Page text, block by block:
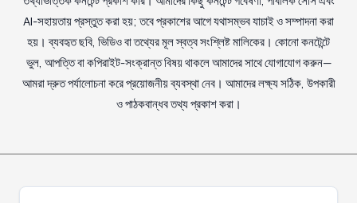
AI-সহায়তায় প্রস্তুত করা হয়; তবে প্রকাশের আগে যথাসম্ভব যাচাই ও সম্পাদনা করা
হয়। ব্যবহৃত ছবি, ভিডিও বা তথ্যের মূল স্বত্ব সংশ্লিষ্ট মালিকের। কোনো কনটেন্টে
ভুল, আপত্তি বা কপিরাইট-সংক্রান্ত বিষয় থাকলে আমাদের সাথে যোগাযোগ করুন—
আমরা দ্রুত পর্যালোচনা করে প্রয়োজনীয় ব্যবস্থা নেব। আমাদের লক্ষ্য সঠিক, উপকারী
ও পাঠকবান্ধব তথ্য প্রকাশ করা।